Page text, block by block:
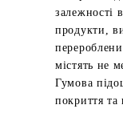
залежності
продукти,
містять не
Гумова
покриття